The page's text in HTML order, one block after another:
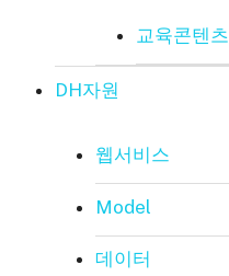
교육콘텐츠
DH자원
웹서비스
Model
데이터